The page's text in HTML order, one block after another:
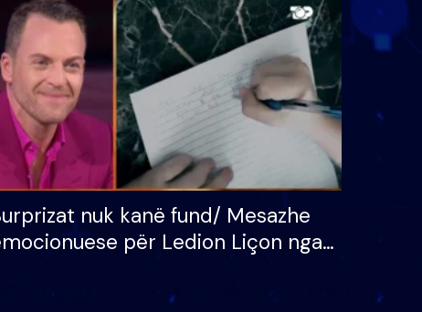
për
S’kemi ndonjë letër divorci
apo jo?
nuk kanë fund/ Mesazhe
për Ledion Liçon nga
nuk i mban dot lotët: Nuk meritoj…